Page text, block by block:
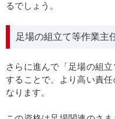
るでしょう。
足場の組立て等作業主
さらに進んで「足場の組
することで、より高い責
なります。